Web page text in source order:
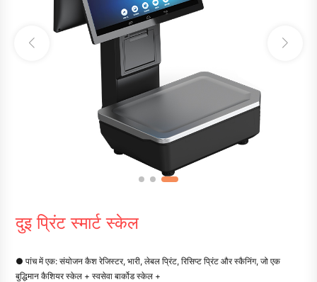
दुइ प्रिंट स्मार्ट स्केल
● पांच में एक: संयोजन कैश रेजिस्टर, भारी, लेबल प्रिंट, रिसिप्ट प्रिंट और स्कैनिंग, जो एक
बुद्धिमान कैशियर स्केल + स्वसेवा बार्कोड स्केल +